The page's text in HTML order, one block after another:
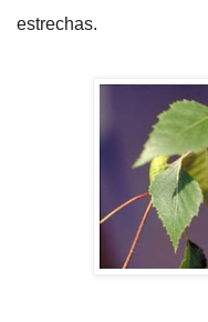
estrechas.